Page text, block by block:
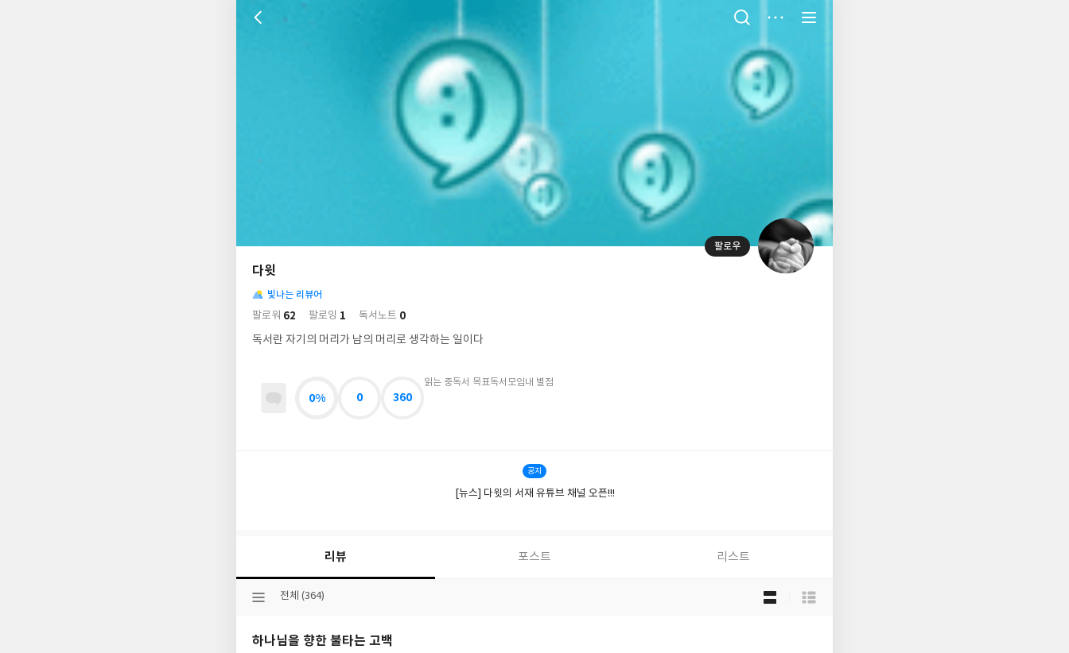
팔로우
다윗
님
의
사
락
빛나는 리뷰어
팔로워 62 팔로잉 1 독서노트 0
독서란 자기의 머리가 남의 머리로 생각하는 일이다
읽는 중독서 목표
0%
독서모임
0
내 별점
360
공지
[뉴스] 다윗의 서재 유튜브 채널 오픈!!!
리뷰 포스트 리스트
선
분
전체 (364)
하나님을 향한 불타는 고백